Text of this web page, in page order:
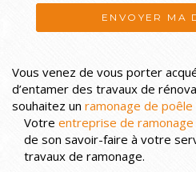
ENVOYER MA
Vous venez de vous porter
d’entamer des travaux de
souhaitez un ramonage de poêle
Votre entreprise de ramonage
de son savoir-faire à votre
travaux de ramonage.